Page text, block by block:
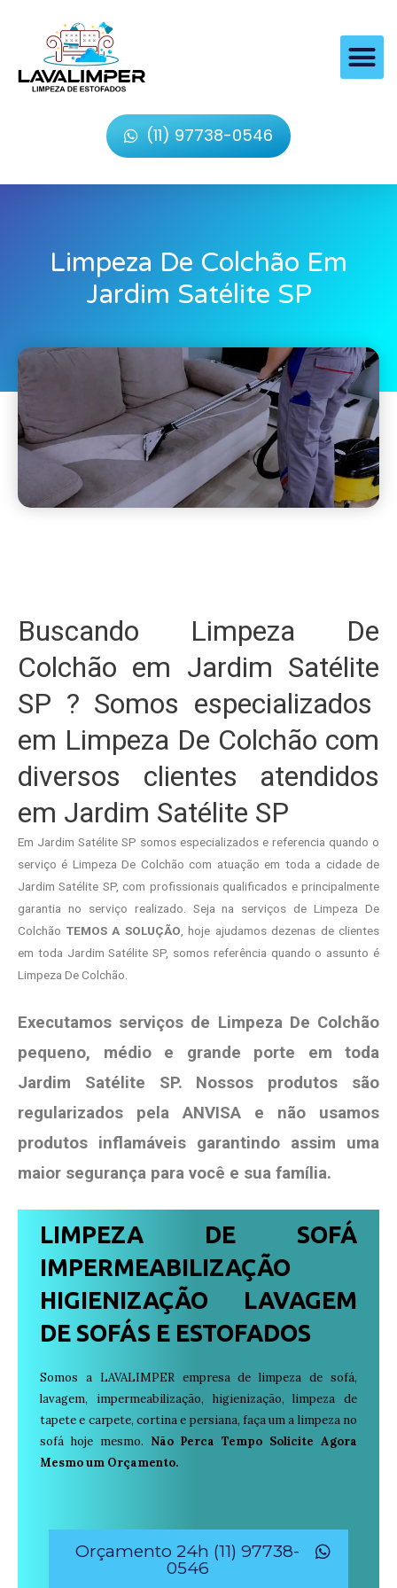
(11) 97738-0546
Limpeza De Colchão Em
Jardim Satélite SP
Buscando Limpeza De
Colchão em Jardim Satélite
SP ? Somos especializados
em Limpeza De Colchão com
diversos clientes atendidos
em Jardim Satélite SP
Em Jardim Satélite SP somos especializados e referencia quando o
serviço é Limpeza De Colchão com atuação em toda a cidade de
Jardim Satélite SP, com profissionais qualificados e principalmente
garantia no serviço realizado. Seja na serviços de Limpeza De
Colchão TEMOS A SOLUÇÃO , hoje ajudamos dezenas de clientes
em toda Jardim Satélite SP, somos referência quando o assunto é
Limpeza De Colchão.
Executamos serviços de Limpeza De Colchão
pequeno, médio e grande porte em toda
Jardim Satélite SP. Nossos produtos são
regularizados pela ANVISA e não usamos
produtos inflamáveis garantindo assim uma
maior segurança para você e sua família.
LIMPEZA DE SOFÁ
IMPERMEABILIZAÇÃO
HIGIENIZAÇÃO LAVAGEM
DE SOFÁS E ESTOFADOS
Somos a LAVALIMPER empresa de limpeza de sofá,
lavagem, impermeabilização, higienização, limpeza de
tapete e carpete, cortina e persiana, faça um a limpeza no
sofá hoje mesmo. Não Perca Tempo Solicite Agora
Mesmo um Orçamento.
Orçamento 24h (11) 97738-
0546